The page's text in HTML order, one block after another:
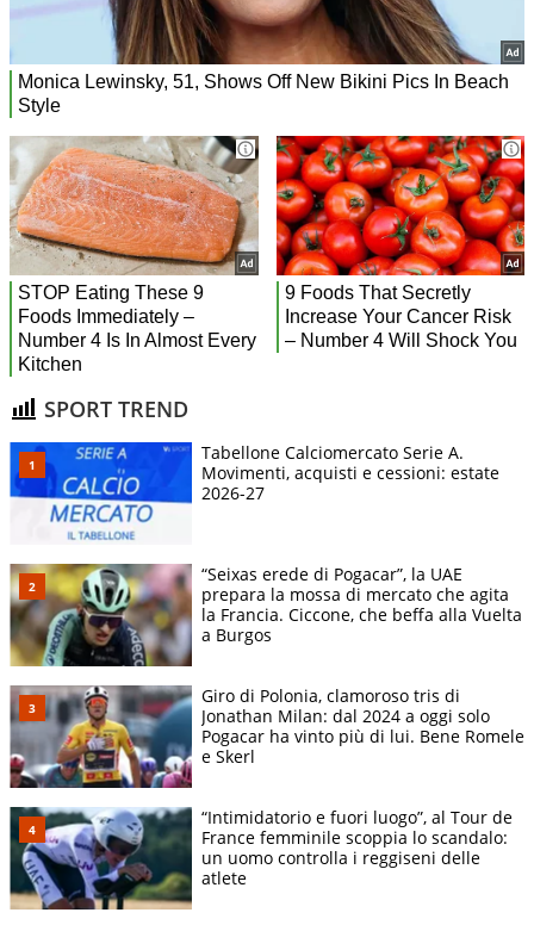
SPORT TREND
Tabellone Calciomercato Serie A.
Movimenti, acquisti e cessioni: estate
2026-27
“Seixas erede di Pogacar”, la UAE
prepara la mossa di mercato che agita
la Francia. Ciccone, che beffa alla Vuelta
a Burgos
Giro di Polonia, clamoroso tris di
Jonathan Milan: dal 2024 a oggi solo
Pogacar ha vinto più di lui. Bene Romele
e Skerl
“Intimidatorio e fuori luogo”, al Tour de
France femminile scoppia lo scandalo:
un uomo controlla i reggiseni delle
atlete